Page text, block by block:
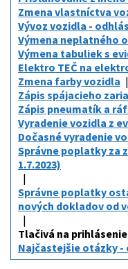
Zmena vlastníctva
Vývoz vozidla -
Výmena neplatného
Výmena tabuliek s
Elektro TEČ na
Zmena farby vozidla
Zápis spájacieho
Zápis pneumatík a
Vyradenie vozidla z
Dočasné vyradenie
Správne poplatky za
1.7.2023)
Správne poplatky
nových dokladov od
Tlačivá na
Najčastejšie otázky -